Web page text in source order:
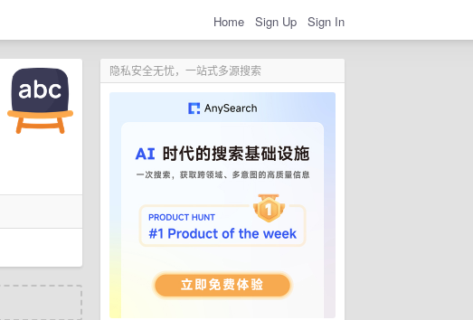
Home Sign Up Sign In
隐私安全无忧，一站式多源搜索